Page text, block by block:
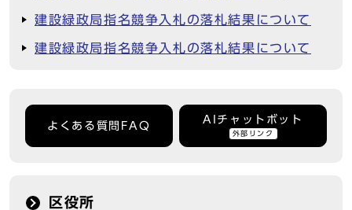
建設緑政局指名競争入札の落札結果について
建設緑政局指名競争入札の落札結果について
よくある質問FAQ
AIチャットボット
外部リンク
区役所